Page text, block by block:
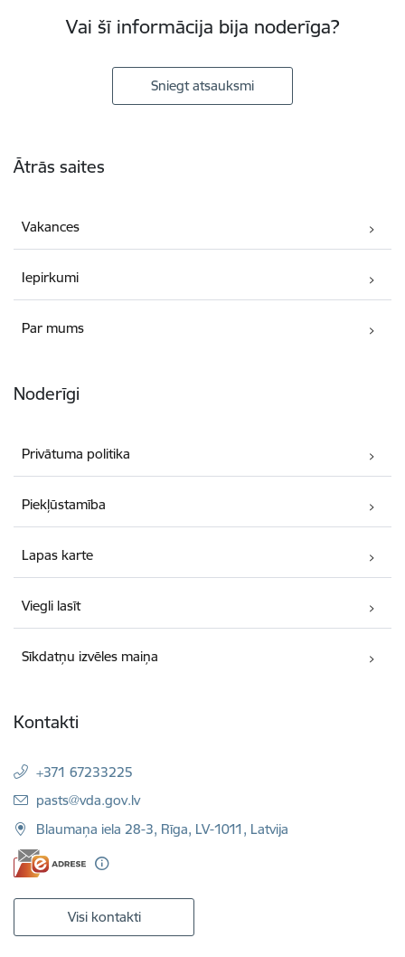
Vai šī informācija bija noderīga?
Sniegt atsauksmi
Ātrās saites
Vakances
Iepirkumi
Par mums
Noderīgi
Privātuma politika
Piekļūstamība
Lapas karte
Viegli lasīt
Sīkdatņu izvēles maiņa
Kontakti
+371 67233225
E-pasts:
pasts@vda.gov.lv
Blaumaņa iela 28-3, Rīga, LV-1011, Latvija
Visi kontakti